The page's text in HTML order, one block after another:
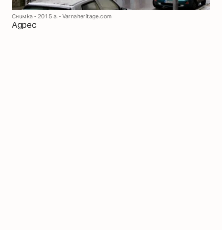
Снимка - 2015 г. - Varnaheritage.com
Адрес